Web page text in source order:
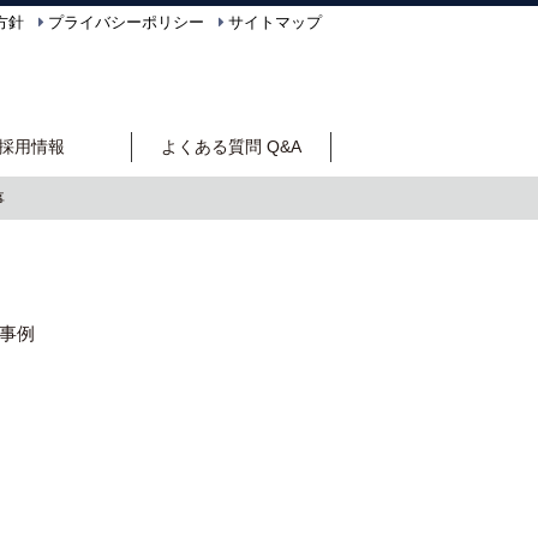
針 プライバシーポリシー サイトマップ
用情報 よくある質問 Q&A
例